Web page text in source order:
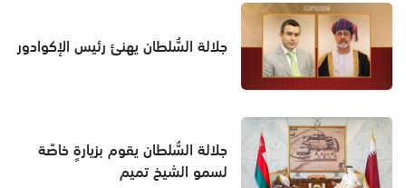
جلالة السُّلطان يهنئ رئيس الإكوادور
جلالة السُّلطان يقوم بزيارةٍ خاصّة
لسمو الشيخ تميم